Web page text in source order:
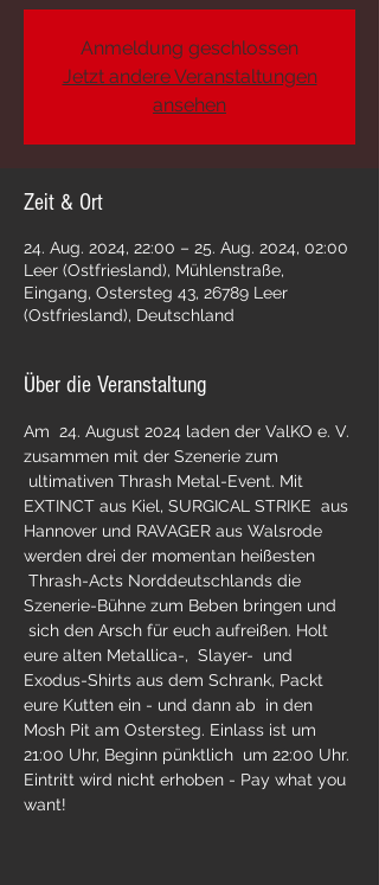
Anmeldung geschlossen
Jetzt andere Veranstaltungen
ansehen
Zeit & Ort
24. Aug. 2024, 22:00 – 25. Aug. 2024, 02:00
Leer (Ostfriesland), Mühlenstraße,
Eingang, Ostersteg 43, 26789 Leer
(Ostfriesland), Deutschland
Über die Veranstaltung
Am  24. August 2024 laden der ValKO e. V.
zusammen mit der Szenerie zum
ultimativen Thrash Metal-Event. Mit
EXTINCT aus Kiel, SURGICAL STRIKE  aus
Hannover und RAVAGER aus Walsrode
werden drei der momentan heißesten
Thrash-Acts Norddeutschlands die
Szenerie-Bühne zum Beben bringen und
sich den Arsch für euch aufreißen. Holt
eure alten Metallica-,  Slayer-  und
Exodus-Shirts aus dem Schrank, Packt
eure Kutten ein - und dann ab  in den
Mosh Pit am Ostersteg. Einlass ist um
21:00 Uhr, Beginn pünktlich  um 22:00 Uhr.
Eintritt wird nicht erhoben - Pay what you
want!